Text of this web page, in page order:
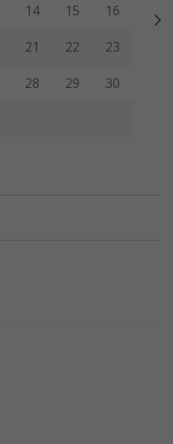
14 15 16
21 22 23
28 29 30